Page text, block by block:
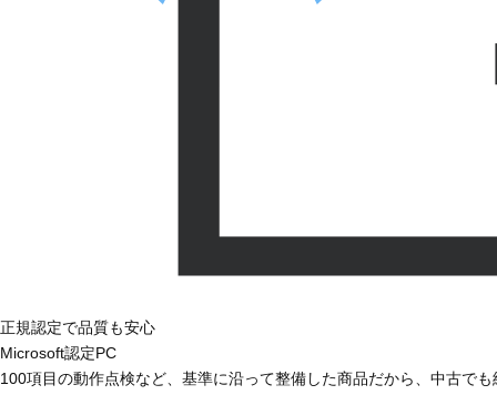
正規認定で品質も安心
Microsoft認定PC
100項目の動作点検など、基準に沿って整備した商品だから、中古で